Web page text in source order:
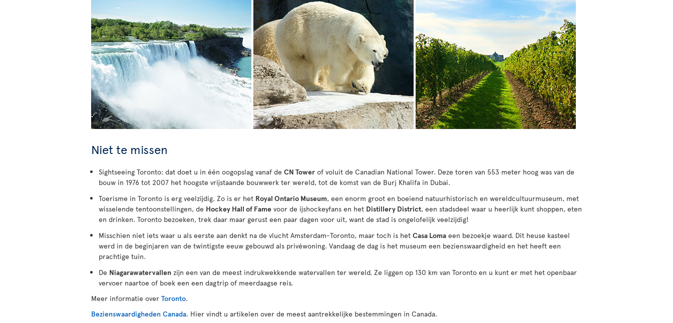
Niet te missen
Sightseeing Toronto: dat doet u in één oogopslag vanaf de CN Tower of voluit de Canadian National Tower. Deze toren van 553 meter hoog was van de
bouw in 1976 tot 2007 het hoogste vrijstaande bouwwerk ter wereld, tot de komst van de Burj Khalifa in Dubai.
Toerisme in Toronto is erg veelzijdig. Zo is er het Royal Ontario Museum, een enorm groot en boeiend natuurhistorisch en wereldcultuurmuseum, met
wisselende tentoonstellingen, de Hockey Hall of Fame voor de ijshockeyfans en het Distillery District, een stadsdeel waar u heerlijk kunt shoppen, eten
en drinken. Toronto bezoeken, trek daar maar gerust een paar dagen voor uit, want de stad is ongelofelijk veelzijdig!
Misschien niet iets waar u als eerste aan denkt na de vlucht Amsterdam-Toronto, maar toch is het Casa Loma een bezoekje waard. Dit heuse kasteel
werd in de beginjaren van de twintigste eeuw gebouwd als privéwoning. Vandaag de dag is het museum een bezienswaardigheid en het heeft een
prachtige tuin.
De Niagarawatervallen zijn een van de meest indrukwekkende watervallen ter wereld. Ze liggen op 130 km van Toronto en u kunt er met het openbaar
vervoer naartoe of boek een een dagtrip of meerdaagse reis.
Meer informatie over Toronto.
Bezienswaardigheden Canada. Hier vindt u artikelen over de meest aantrekkelijke bestemmingen in Canada.